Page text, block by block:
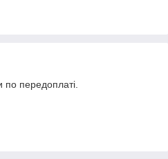
по передоплаті.